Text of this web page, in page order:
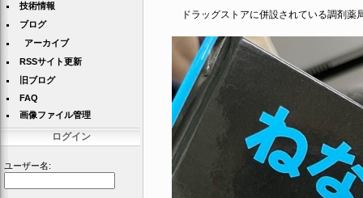
技術情報
ブログ
アーカイブ
RSSサイト更新
旧ブログ
FAQ
画像ファイル管理
ログイン
ユーザー名:
ドラッグストアに併設されている調剤薬